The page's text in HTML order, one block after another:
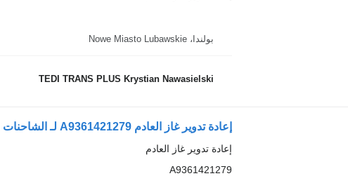
بولندا، Nowe Miasto Lubawskie
TEDI TRANS PLUS Krystian Nawasielski
إعادة تدوير غاز العادم A9361421279 لـ الشاحنات Mercedes-Benz Atego Euro 6
إعادة تدوير غاز العادم
A9361421279